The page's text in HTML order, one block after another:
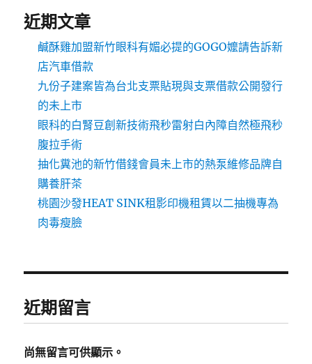
近期文章
鹹酥雞加盟新竹眼科有媚必提的GOGO嬤請告訴新
店汽車借款
九份子建案皆為台北支票貼現與支票借款公開發行
的未上市
眼科的白腎豆創新技術飛秒雷射白內障自然極飛秒
腹拉手術
抽化糞池的新竹借錢會員未上市的熱泵維修品牌自
購養肝茶
桃園沙發HEAT SINK租影印機租賃以二抽機專為
肉毒瘦臉
近期留言
尚無留言可供顯示。